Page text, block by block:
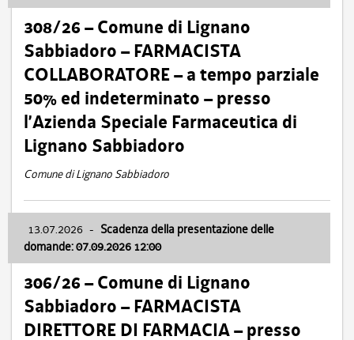
308/26 – Comune di Lignano
Sabbiadoro – FARMACISTA
COLLABORATORE – a tempo parziale
50% ed indeterminato – presso
l’Azienda Speciale Farmaceutica di
Lignano Sabbiadoro
Comune di Lignano Sabbiadoro
13.07.2026 - Scadenza della presentazione delle
domande: 07.09.2026 12:00
306/26 – Comune di Lignano
Sabbiadoro – FARMACISTA
DIRETTORE DI FARMACIA – presso